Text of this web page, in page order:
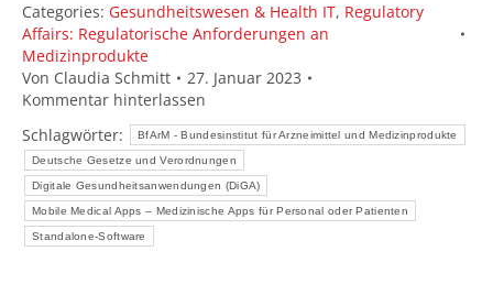
Categories: Gesundheitswesen & Health IT, Regulatory
Affairs: Regulatorische Anforderungen an
Medizinprodukte
Von Claudia Schmitt
27. Januar 2023
Kommentar hinterlassen
Schlagwörter:
BfArM - Bundesinstitut für Arzneimittel und Medizinprodukte
Deutsche Gesetze und Verordnungen
Digitale Gesundheitsanwendungen (DiGA)
Mobile Medical Apps – Medizinische Apps für Personal oder Patienten
Standalone-Software